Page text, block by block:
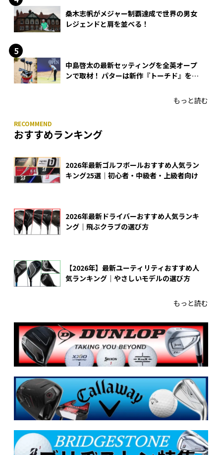
桑木志帆がメジャー制覇達成で世界の男女
レジェンドと肩を並べる！
中島啓太の最新セッティングを全英オープ
ンで取材！ パターは新作『トーチド』を投
もっと読む
おすすめランキング
2026年最新ゴルフボールおすすめ人気ラン
キング25選｜初心者・中級者・上級者向け
2026年最新ドライバーおすすめ人気ランキ
ング｜飛ぶクラブの選び方
【2026年】最新ユーティリティおすすめ人
気ランキング｜やさしいモデルの選び方
もっと読む